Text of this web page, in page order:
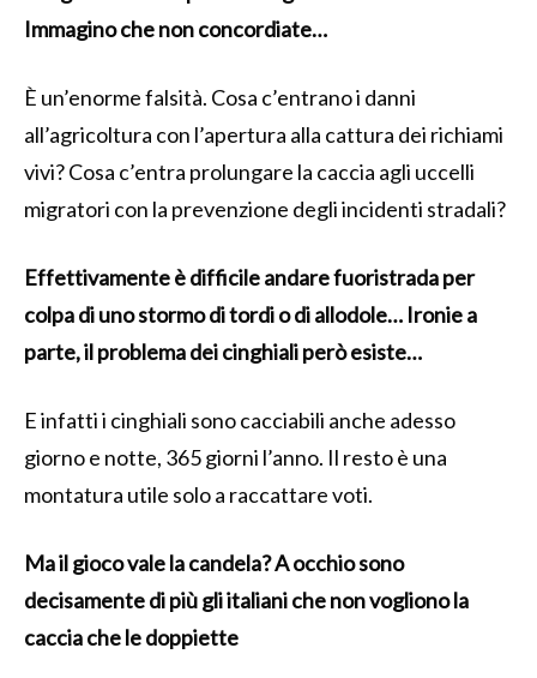
Immagino che non concordiate…
È un’enorme falsità. Cosa c’entrano i danni
all’agricoltura con l’apertura alla cattura dei richiami
vivi? Cosa c’entra prolungare la caccia agli uccelli
migratori con la prevenzione degli incidenti stradali?
Effettivamente è difficile andare fuoristrada per
colpa di uno stormo di tordi o di allodole… Ironie a
parte, il problema dei cinghiali però esiste…
E infatti i cinghiali sono cacciabili anche adesso
giorno e notte, 365 giorni l’anno. Il resto è una
montatura utile solo a raccattare voti.
Ma il gioco vale la candela? A occhio sono
decisamente di più gli italiani che non vogliono la
caccia che le doppiette